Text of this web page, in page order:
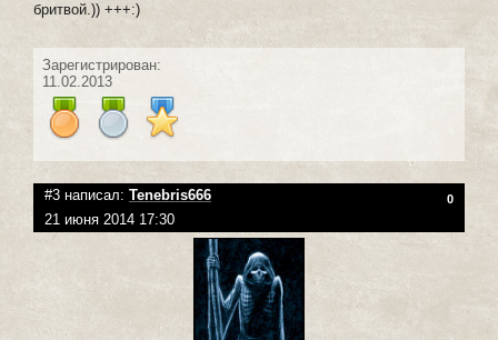
бритвой.)) +++:)
Зарегистрирован:
11.02.2013
#3 написал: Tenebris666 0
21 июня 2014 17:30